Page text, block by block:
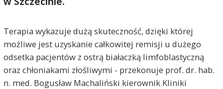
Terapia wykazuje dużą skuteczność, dzięki której
możliwe jest uzyskanie całkowitej remisji u dużego
odsetka pacjentów z ostrą białaczką limfoblastyczną
oraz chłoniakami złośliwymi - przekonuje prof. dr. hab.
n. med. Bogusław Machaliński kierownik Kliniki